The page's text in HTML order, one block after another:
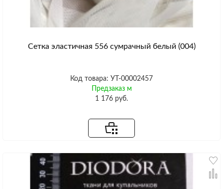
Сетка эластичная 556 сумрачный белый (004)
Код товара: УТ-00002457
Предзаказ м
1 176 руб.